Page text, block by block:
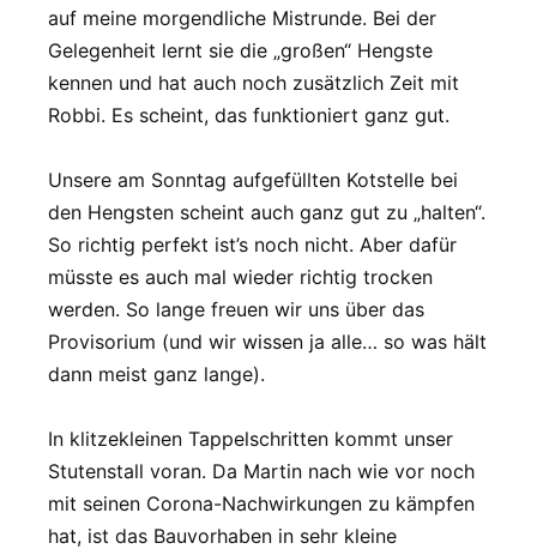
auf meine morgendliche Mistrunde. Bei der
Gelegenheit lernt sie die „großen“ Hengste
kennen und hat auch noch zusätzlich Zeit mit
Robbi. Es scheint, das funktioniert ganz gut.
Unsere am Sonntag aufgefüllten Kotstelle bei
den Hengsten scheint auch ganz gut zu „halten“.
So richtig perfekt ist’s noch nicht. Aber dafür
müsste es auch mal wieder richtig trocken
werden. So lange freuen wir uns über das
Provisorium (und wir wissen ja alle… so was hält
dann meist ganz lange).
In klitzekleinen Tappelschritten kommt unser
Stutenstall voran. Da Martin nach wie vor noch
mit seinen Corona-Nachwirkungen zu kämpfen
hat, ist das Bauvorhaben in sehr kleine